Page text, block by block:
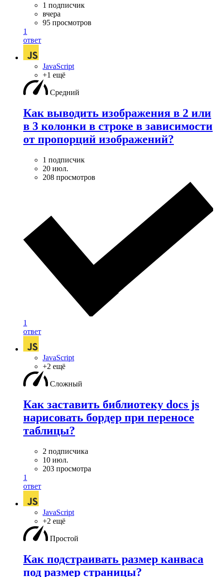
1 подписчик
вчера
95 просмотров
1
ответ
JavaScript
+1 ещё
Средний
Как выводить изображения в 2 или
в 3 колонки в строке в зависимости
от пропорций изображений?
1 подписчик
20 июл.
208 просмотров
1
ответ
JavaScript
+2 ещё
Сложный
Как заставить библиотеку docs js
нарисовать бордер при переносе
таблицы?
2 подписчика
10 июл.
203 просмотра
1
ответ
JavaScript
+2 ещё
Простой
Как подстраивать размер канваса
под размер страницы?